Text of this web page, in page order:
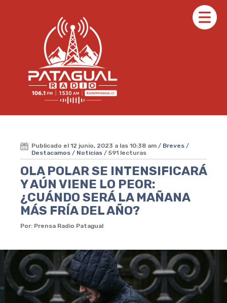
Publicado el 12 junio, 2023 a las 10:38 am / Breves /
Destacamos / Noticias / 591 lecturas
OLA POLAR SE INTENSIFICARÁ
Y AÚN VIENE LO PEOR:
¿CUÁNDO SERÁ LA MAÑANA
MÁS FRÍA DEL AÑO?
Por: Prensa Radio Patagual